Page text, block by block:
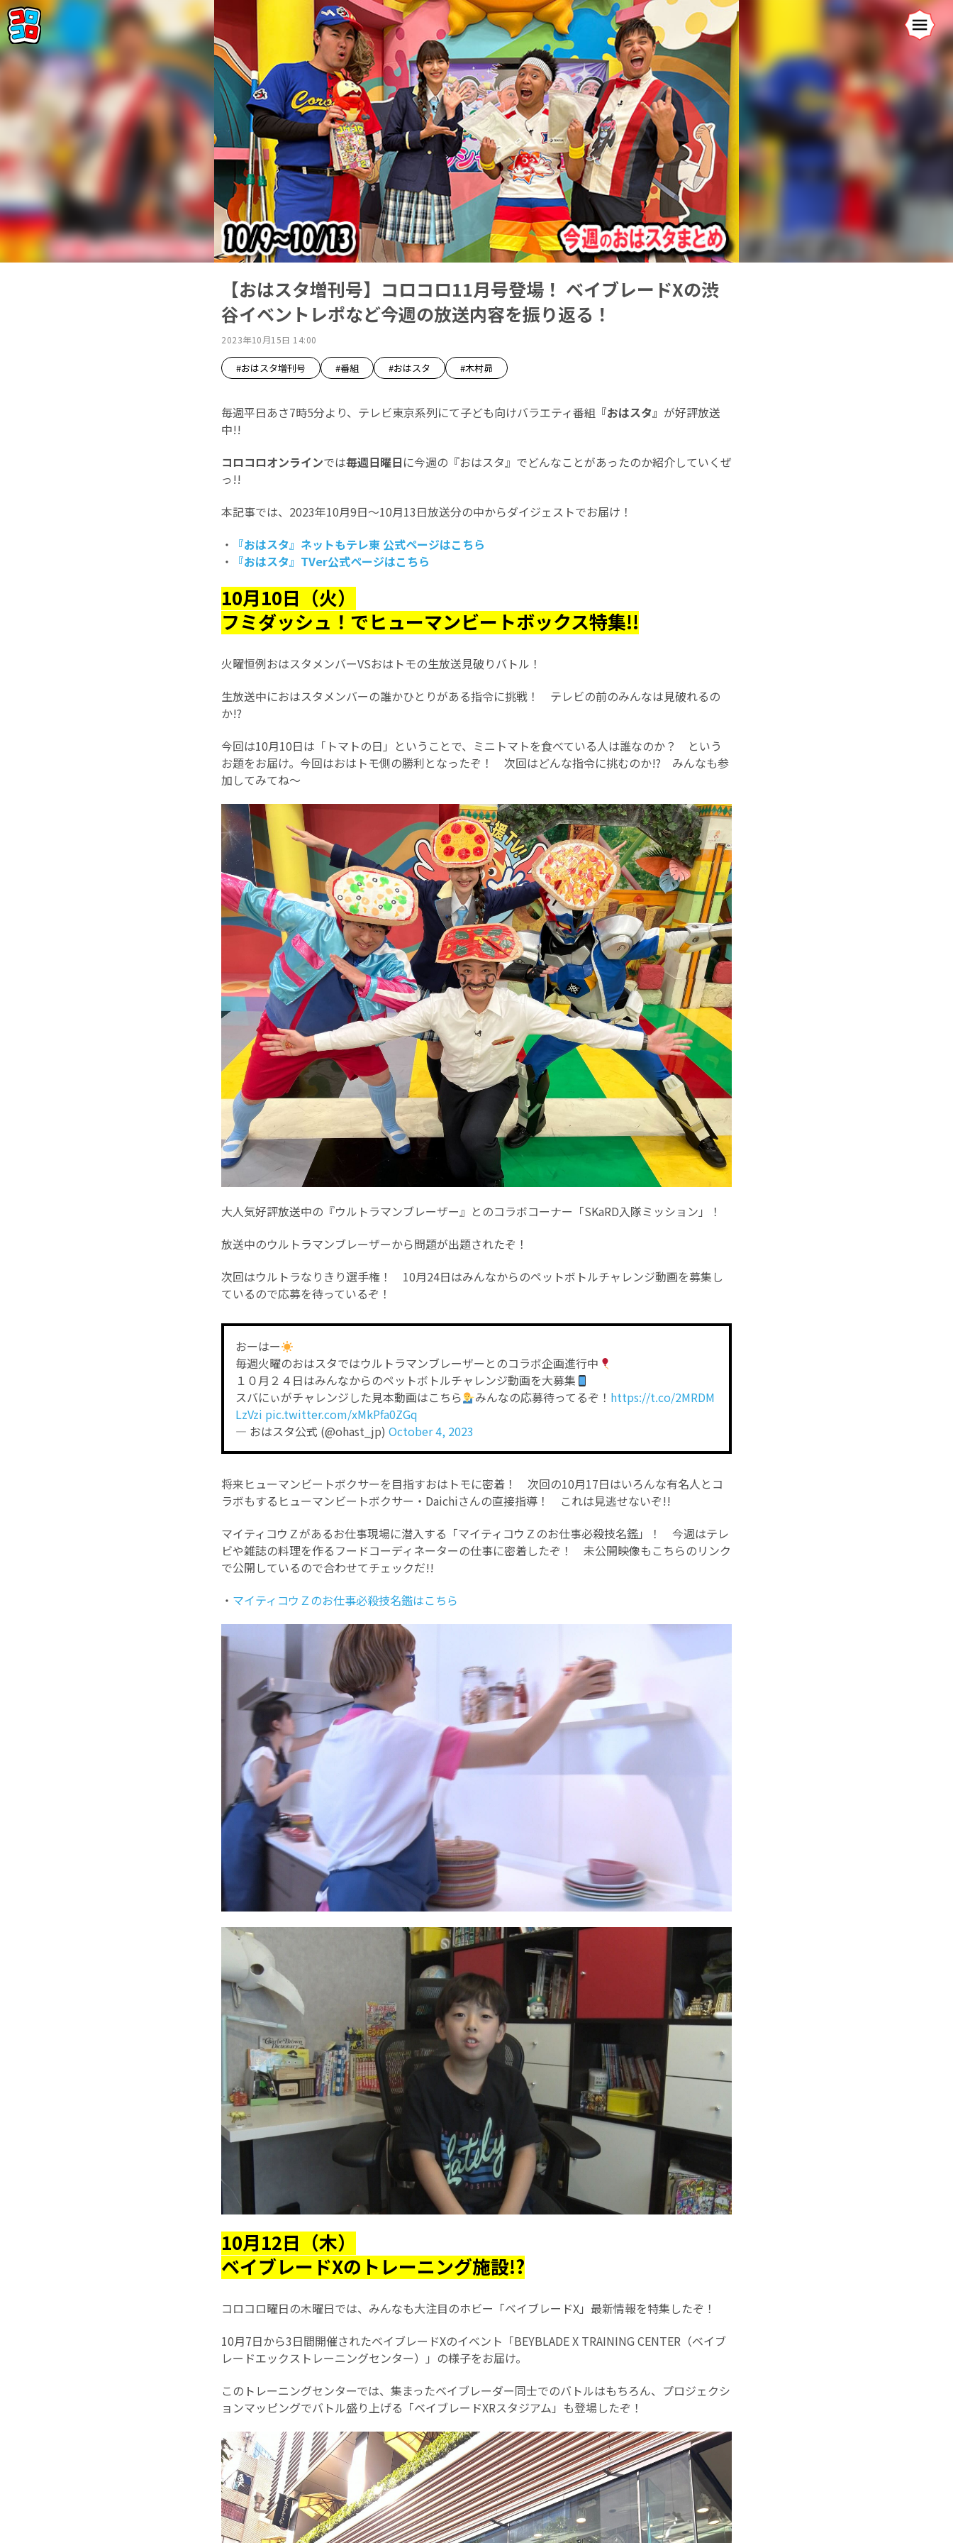
【おはスタ増刊号】コロコロ11月号登場！ ベイブレードXの渋
谷イベントレポなど今週の放送内容を振り返る！
2023年10月15日 14:00
#おはスタ増刊号 #番組 #おはスタ #木村昴
毎週平日あさ7時5分より、テレビ東京系列にて子ども向けバラエティ番組 『おはスタ』 が好評放送
中!!
コロコロオンラインでは毎週日曜日に今週の『おはスタ』でどんなことがあったのか紹介していくぜ
っ!!
本記事では、2023年10月9日～10月13日放送分の中からダイジェストでお届け！
・
『おはスタ』ネットもテレ東 公式ページはこちら
・
『おはスタ』TVer公式ページはこちら
10月10日（火）
フミダッシュ！でヒューマンビートボックス特集!!
火曜恒例おはスタメンバーVSおはトモの生放送見破りバトル！
生放送中におはスタメンバーの誰かひとりがある指令に挑戦！ テレビの前のみんなは見破れるの
か!?
今回は10月10日は「トマトの日」ということで、ミニトマトを食べている人は誰なのか？ という
お題をお届け。今回はおはトモ側の勝利となったぞ！ 次回はどんな指令に挑むのか!? みんなも参
加してみてね～
大人気好評放送中の『ウルトラマンブレーザー』とのコラボコーナー「SKaRD入隊ミッション」！
放送中のウルトラマンブレーザーから問題が出題されたぞ！
次回はウルトラなりきり選手権！ 10月24日はみんなからのペットボトルチャレンジ動画を募集し
ているので応募を待っているぞ！
おーはー
毎週火曜のおはスタではウルトラマンブレーザーとのコラボ企画進行中
１０月２４日はみんなからのペットボトルチャレンジ動画を大募集
スバにぃがチャレンジした見本動画はこちら
みんなの応募待ってるぞ！ https://t.co/2MRDM
LzVzi pic.twitter.com/xMkPfa0ZGq
— おはスタ公式 (@ohast_jp) October 4, 2023
将来ヒューマンビートボクサーを目指すおはトモに密着！ 次回の10月17日はいろんな有名人とコ
ラボもするヒューマンビートボクサー・Daichiさんの直接指導！ これは見逃せないぞ!!
マイティコウＺがあるお仕事現場に潜入する「マイティコウＺのお仕事必殺技名鑑」！ 今週はテレ
ビや雑誌の料理を作るフードコーディネーターの仕事に密着したぞ！ 未公開映像もこちらのリンク
で公開しているので合わせてチェックだ!!
・ マイティコウＺのお仕事必殺技名鑑はこちら
10月12日（木）
ベイブレードXのトレーニング施設!?
コロコロ曜日の木曜日では、みんなも大注目のホビー「ベイブレードX」最新情報を特集したぞ！
10月7日から3日間開催されたベイブレードXのイベント「BEYBLADE X TRAINING CENTER（ベイブ
レードエックストレーニングセンター）」の様子をお届け。
このトレーニングセンターでは、集まったベイブレーダー同士でのバトルはもちろん、プロジェクシ
ョンマッピングでバトル盛り上げる「ベイブレードXRスタジアム」も登場したぞ！